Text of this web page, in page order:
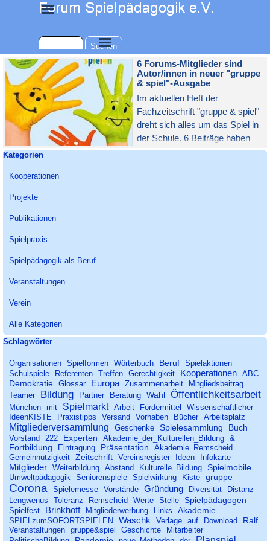
Direkt zum Seiteninhalt
Menü überspringen
Menü überspringen
Suchen
6 Forums-Mitglieder sind
Autor/innen in neuer "gruppe
& spiel"-Ausgabe
Im aktuellen Heft der
Fachzeitschrift "gruppe & spiel"
dreht sich alles um das Spiel in
der Schule. 6 Beiträge haben
Mitglieder des Forums
Block überspringen Kategorien
Kategorien
Kooperationen
Projekte
Publikationen
Spielpraxis
Spielpädagogik als Beruf
Veranstaltungen
Verein
Alle Kategorien
Block überspringen Schlagwörter
Schlagwörter
Organisationen Spielformen Wörterbuch Beruf Spielaktionen
Schulspiele
Referenten Treffen Gerechtigkeit Kooperationen ABC
Demokratie Glossar Europa Zusammenarbeit
Mitgliedsbeitrag
Teamer
Bildung Partner Beratung Wahl Öffentlichkeitsarbeit
München mit Spielmarkt Arbeit Fördermittel
Wissenschaftlicher
IdeenKISTE
Praxistipps Versand Vorhaben Bücher Arbeitsplatz
Mitgliederversammlung Geschenke Spielesammlung Buch
Vorstand 222 Experten Akademie_der_Kulturellen_Bildung &
Fortbildung Eintragung Präsentation
Akademie_Remscheid
Gemeinnützigkeit Zeitschrift Vereinsregister Ideen Infokarte
Mitglieder Weiterbildung Abstand Kulturelle_Bildung Spielmobile
Umweltpädagogik Seniorenspiele Spielwirkung Kiste gruppe
Corona Spielemesse Vorstände Gründung Diversität
Distanz
Lengwenus
Toleranz Remscheid Werte Stelle Spielpädagogen
Spielfest Brinkhoff Mitgliederwerbung Links Akademie
SPIELzumSOFORTSPIELEN Waschk Verlage auf Download Ralf
Veranstaltungen gruppe&spiel Geschichte
Mitarbeiter